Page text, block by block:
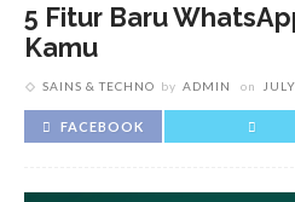
5 Fitur Baru
Kamu
SAINS & TECHNO by ADMIN on
FACEBOOK